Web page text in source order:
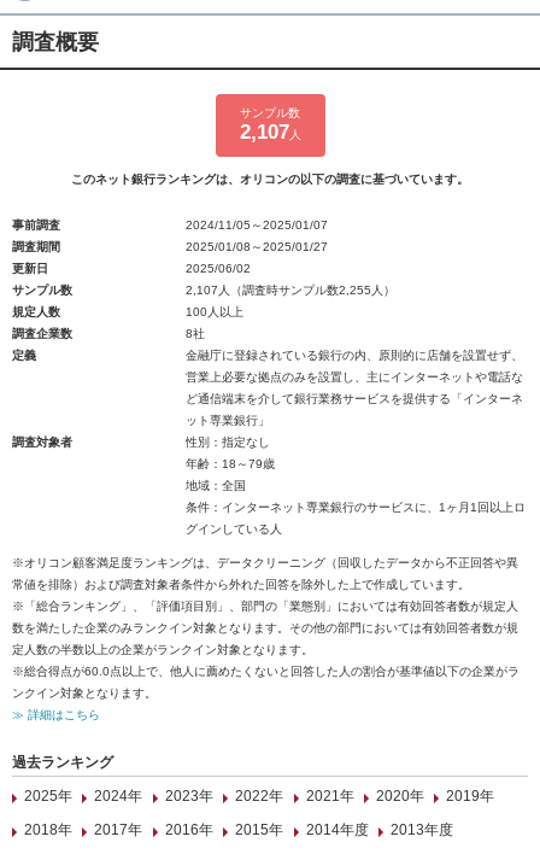
調査概要
サンプル数
2,107 人
このネット銀行ランキングは、オリコンの以下の調査に基づいています。
事前調査
2024/11/05～2025/01/07
調査期間
2025/01/08～2025/01/27
更新日
2025/06/02
サンプル数
2,107人（調査時サンプル数2,255人）
規定人数
100人以上
調査企業数
8社
定義
金融庁に登録されている銀行の内、原則的に店舗を設置せず、
営業上必要な拠点のみを設置し、主にインターネットや電話な
ど通信端末を介して銀行業務サービスを提供する「インターネ
ット専業銀行」
調査対象者
性別：指定なし
年齢：18～79歳
地域：全国
条件：インターネット専業銀行のサービスに、1ヶ月1回以上ロ
グインしている人
※オリコン顧客満足度ランキングは、データクリーニング（回収したデータから不正回答や異
常値を排除）および調査対象者条件から外れた回答を除外した上で作成しています。
※「総合ランキング」、「評価項目別」、部門の「業態別」においては有効回答者数が規定人
数を満たした企業のみランクイン対象となります。その他の部門においては有効回答者数が規
定人数の半数以上の企業がランクイン対象となります。
※総合得点が60.0点以上で、他人に薦めたくないと回答した人の割合が基準値以下の企業がラ
ンクイン対象となります。
≫ 詳細はこちら
過去ランキング
2025年
2024年 2023年 2022年 2021年 2020年
2019年
2018年
2017年 2016年 2015年 2014年度
2013年度